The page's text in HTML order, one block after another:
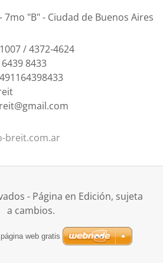
7mo "B" - Ciudad de Buenos Aires
/ 4372-4624
8433
breit.com.ar
- Página en Edición, sujeta
a cambios.
web gratis